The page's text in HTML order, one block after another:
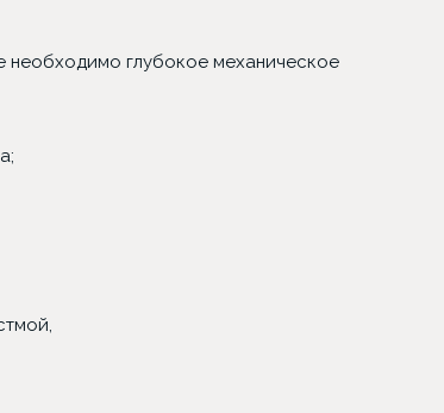
необходимо глубокое механическое